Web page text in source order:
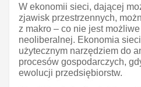
W ekonomii sieci, dającej
zjawisk przestrzennych,
z makro – co nie jest
neoliberalnej. Ekonomia
użytecznym narzędziem do
procesów gospodarczych,
ewolucji przedsiębiorstw.